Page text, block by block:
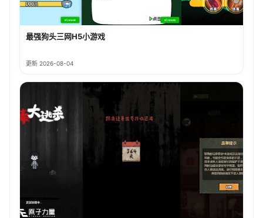
最强狗头三网H5小游戏
更新 2026-08-04